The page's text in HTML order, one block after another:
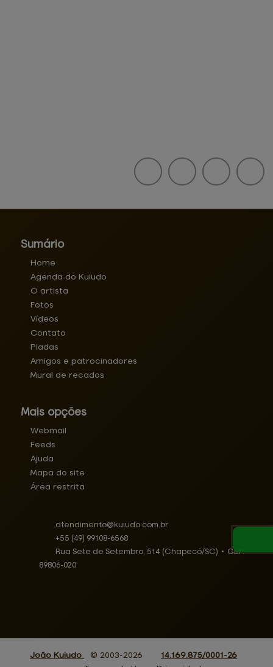
Sumário
Home
Agenda do Kuiudo
O artista
Fotos
Vídeos
Contato
Piadas
Amigos e patrocinadores
Mural de recados
Mais opções
Webmail
Feeds
Ajuda
Mapa do site
Área restrita
atendimento@ kuiudo.com.br
+55 (49) 99108-6568
Rua Sete de Setembro, 514 (Chapecó/SC) • CEP:
89806-020
João Kuiudo © 2003-2026
14.169.875/0001-26